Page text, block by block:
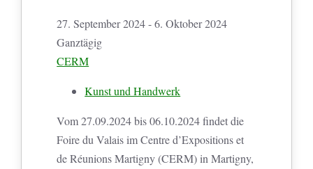
27. September 2024 - 6. Oktober 2024
Ganztägig
CERM
Kunst und Handwerk
Vom 27.09.2024 bis 06.10.2024 findet die
Foire du Valais im Centre d’Expositions et
de Réunions Martigny (CERM) in Martigny,